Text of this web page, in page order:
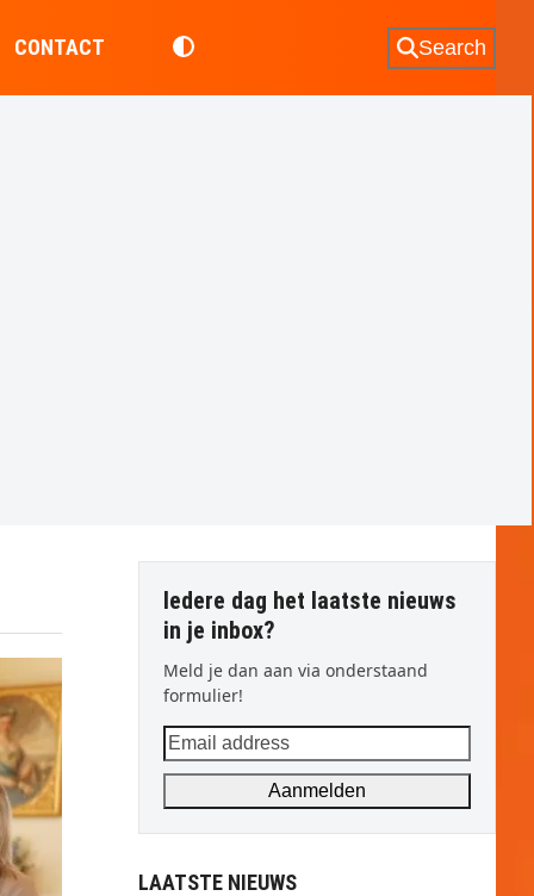
CONTACT Search
Iedere dag het laatste nieuws
in je inbox?
Meld je dan aan via onderstaand
formulier!
Email
address
Aanmelden
LAATSTE NIEUWS